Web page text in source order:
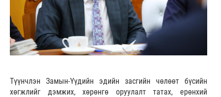
Түүнчлэн Замын-Үүдийн эдийн засгийн чөлөөт бүсийн
хөгжлийг дэмжих, хөрөнгө оруулалт татах, ерөнхий